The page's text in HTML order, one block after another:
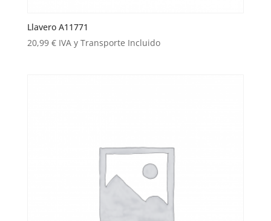
Llavero A11771
20,99 € IVA y Transporte Incluido